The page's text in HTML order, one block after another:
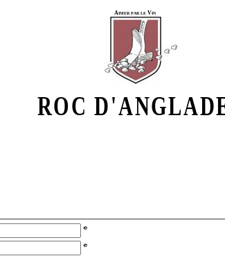
Aimer par le Vin
ROC
*
*